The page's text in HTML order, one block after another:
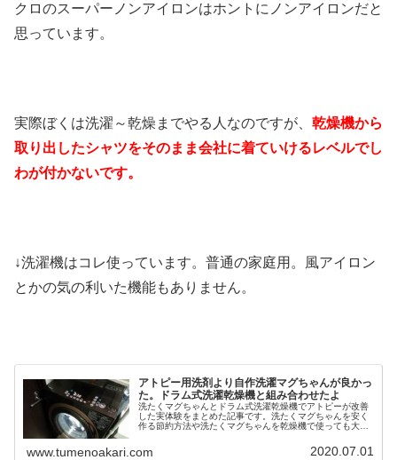
クロのスーパーノンアイロンはホントにノンアイロンだと
思っています。
実際ぼくは洗濯～乾燥までやる人なのですが、 乾燥機から
取り出したシャツをそのまま会社に着ていけるレベルでし
わが付かないです。
↓洗濯機はコレ使っています。普通の家庭用。風アイロン
とかの気の利いた機能もありません。
アトピー用洗剤より自作洗濯マグちゃんが良かっ
た。ドラム式洗濯乾燥機と組み合わせたよ
洗たくマグちゃんとドラム式洗濯乾燥機でアトピーが改善
した実体験をまとめた記事です。洗たくマグちゃんを安く
作る節約方法や洗たくマグちゃんを乾燥機で使っても大丈
www.tumenoakari.com 2020.07.01